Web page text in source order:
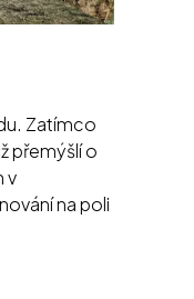
Zatímco
přemýšlí o
v
na poli